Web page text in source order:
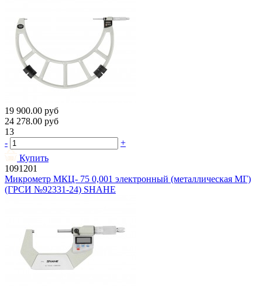
19 900.00 руб
24 278.00 руб
13
-
+
Купить
1091201
Микрометр МКЦ- 75 0,001 электронный (металлическая МГ)
(ГРСИ №92331-24) SHAHE